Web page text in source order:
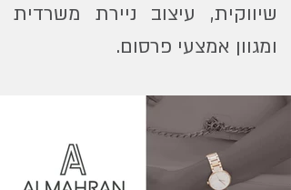
שיווקית, עיצוב ניירת משרדית
ומגוון אמצעי פרסום.